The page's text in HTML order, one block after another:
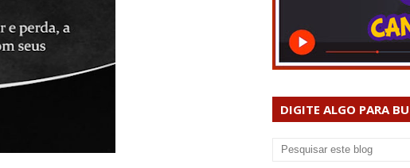
DIGITE ALGO PARA